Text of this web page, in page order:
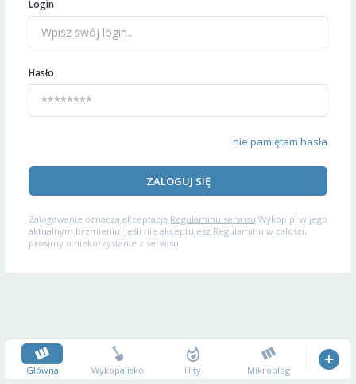
Login
Hasło
nie pamiętam hasła
ZALOGUJ SIĘ
Zalogowanie oznacza akceptację Regulaminu serwisu Wykop.pl w jego
aktualnym brzmieniu. Jeśli nie akceptujesz Regulaminu w całości,
prosimy o niekorzystanie z serwisu.
Główna Wykopalisko Hity Mikroblog